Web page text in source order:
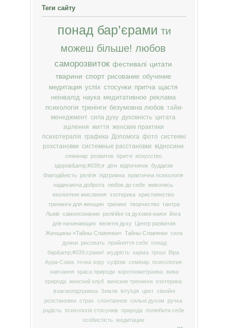
Теги сайту
понад бар’єрами ти
можеш більше! любов
саморозвиток фестивалі цитати
тварини спорт рисование обучение
медитация успіх стосунки притча щастя
неінвалід наука медитативное реклама
психологія тренінги безумовна любов тайм-
менеджмент сила духу духовність цитата
зцілення життя женские практики
психотерапія графика Допомога фото системні
розстановки системные расстановки відносини
семинар розвиток притчі
искусство
здоров&amp;#039;я
діти відпочинок буддизм
благодійність
релігія підтримка
практична психологія
надихаюча доброта
любов до себе живопись
екологічне мислення
эзотерика християнство
тренинги для женщин тренинг творчество тантра
Львів самопознание релігійні та духовні книги йога
для начинающих
велетні духу
Центр развития
Женщины «Тайны Славянки» Тайны Славянки сила
думки
рисовать прийняття себе
понад
бар&amp;#039;єрами!
мудрість карма гроші Віра
Аура-Сома точка зору суфізм семінар психология
навчання
краса природи короткометражка жива
природа женский клуб женские тренинги езотерика
взаємопідтримка Земля інтуїція цвет сімейні
розстановки страх спонтанное сильні духом
ручка
радість
психологія стосунків природа
полюбити себе
особистість
медитации